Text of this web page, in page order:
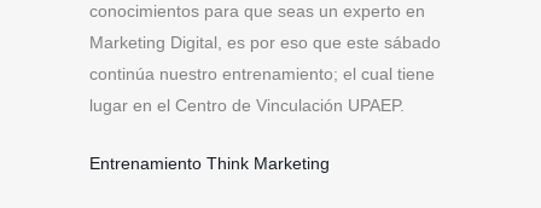
conocimientos para que seas un experto en
Marketing Digital, es por eso que este sábado
continúa nuestro entrenamiento; el cual tiene
lugar en el Centro de Vinculación UPAEP.
Entrenamiento Think Marketing